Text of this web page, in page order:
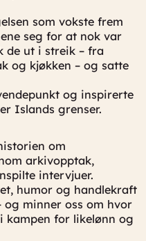
som vokste frem
seg for at nok var
de ut i streik – fra
og kjøkken – og satte
og inspirerte
Islands grenser.
om
arkivopptak,
intervjuer.
humor og handlekraft
og minner oss om hvor
kampen for likelønn og